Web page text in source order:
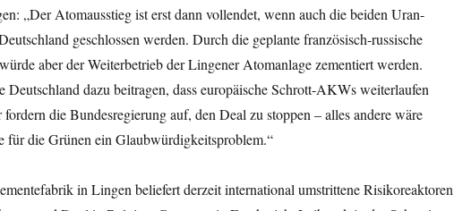
„Der Atomausstieg ist erst dann vollendet, wenn auch die beiden Uran-
geschlossen werden. Durch die geplante französisch-russische
aber der Weiterbetrieb der Lingener Atomanlage zementiert werden.
Deutschland dazu beitragen, dass europäische Schrott-AKWs weiterlaufen
die Bundesregierung auf, den Deal zu stoppen – alles andere wäre
für die Grünen ein Glaubwürdigkeitsproblem.“
in Lingen beliefert derzeit international umstrittene Risikoreaktoren